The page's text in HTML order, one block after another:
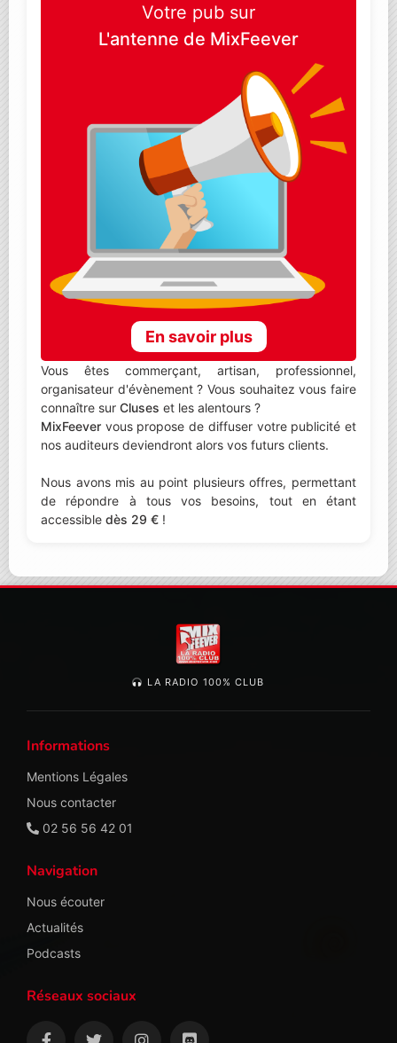
Votre pub sur
L'antenne de MixFeever
En savoir plus
Vous êtes commerçant, artisan, professionnel,
organisateur d'évènement ? Vous souhaitez vous faire
connaître sur Cluses et les alentours ?
MixFeever vous propose de diffuser votre publicité et
nos auditeurs deviendront alors vos futurs clients.
Nous avons mis au point plusieurs offres, permettant
de répondre à tous vos besoins, tout en étant
accessible dès 29 € !
LA RADIO 100% CLUB
Informations
Mentions Légales
Nous contacter
02 56 56 42 01
Navigation
Nous écouter
Actualités
Podcasts
Réseaux sociaux